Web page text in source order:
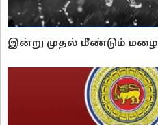
இன்று முதல் மீண்டும் மழை